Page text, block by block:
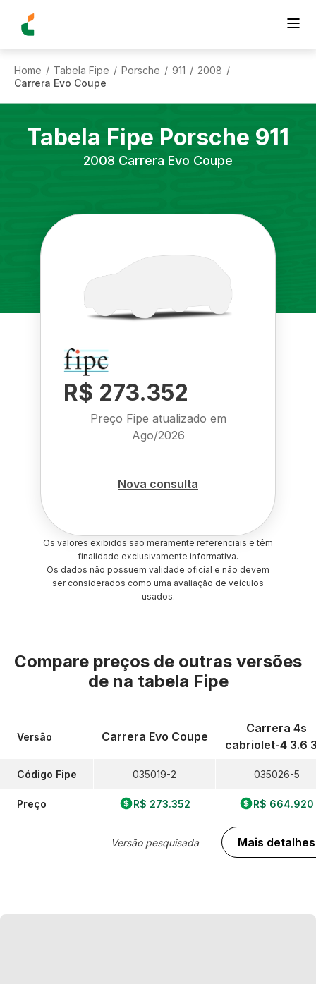
Home / Tabela Fipe / Porsche / 911 / 2008 /
Carrera Evo Coupe
Tabela Fipe Porsche 911
2008 Carrera Evo Coupe
R$ 273.352
Preço Fipe atualizado em
Ago/2026
Nova consulta
Os valores exibidos são meramente referenciais e têm
finalidade exclusivamente informativa.
Os dados não possuem validade oficial e não devem
ser considerados como uma avaliação de veículos
usados.
Compare preços de outras versões
de na tabela Fipe
Versão
Código Fipe
Preço
Carrera Evo Coupe
035019-2
R$ 273.352
Versão pesquisada
Carrera 4s
cabriolet-4 3.6
035026-5
R$ 664.920
Mais detalhes